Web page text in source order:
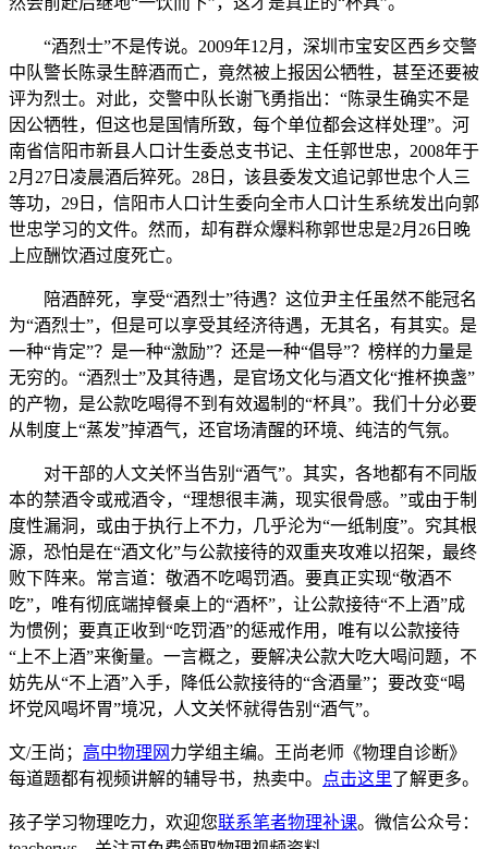
“酒烈士”不是传说。2009年12月，深圳市宝安区西乡交警
中队警长陈录生醉酒而亡，竟然被上报因公牺牲，甚至还要被
评为烈士。对此，交警中队长谢飞勇指出：“陈录生确实不是
因公牺牲，但这也是国情所致，每个单位都会这样处理”。河
南省信阳市新县人口计生委总支书记、主任郭世忠，2008年于
2月27日凌晨酒后猝死。28日，该县委发文追记郭世忠个人三
等功，29日，信阳市人口计生委向全市人口计生系统发出向郭
世忠学习的文件。然而，却有群众爆料称郭世忠是2月26日晚
上应酬饮酒过度死亡。
陪酒醉死，享受“酒烈士”待遇？这位尹主任虽然不能冠名
为“酒烈士”，但是可以享受其经济待遇，无其名，有其实。是
一种“肯定”？是一种“激励”？还是一种“倡导”？榜样的力量是
无穷的。“酒烈士”及其待遇，是官场文化与酒文化“推杯换盏”
的产物，是公款吃喝得不到有效遏制的“杯具”。我们十分必要
从制度上“蒸发”掉酒气，还官场清醒的环境、纯洁的气氛。
对干部的人文关怀当告别“酒气”。其实，各地都有不同版
本的禁酒令或戒酒令，“理想很丰满，现实很骨感。”或由于制
度性漏洞，或由于执行上不力，几乎沦为“一纸制度”。究其根
源，恐怕是在“酒文化”与公款接待的双重夹攻难以招架，最终
败下阵来。常言道：敬酒不吃喝罚酒。要真正实现“敬酒不
吃”，唯有彻底端掉餐桌上的“酒杯”，让公款接待“不上酒”成
为惯例；要真正收到“吃罚酒”的惩戒作用，唯有以公款接待
“上不上酒”来衡量。一言概之，要解决公款大吃大喝问题，不
妨先从“不上酒”入手，降低公款接待的“含酒量”；要改变“喝
坏党风喝坏胃”境况，人文关怀就得告别“酒气”。
文/王尚； 高中物理网 力学组主编。王尚老师《物理自诊断》
每道题都有视频讲解的辅导书，热卖中。
点击这里了解更多。
孩子学习物理吃力，欢迎您联系笔者物理补课。微信公众号：